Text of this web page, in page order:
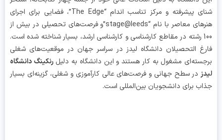
شنای پیشرفته و مرکز تناسب اندام “The Edge”، فضایی برای اجرای
هنرهای معاصر با نام “stage@leeds”و فرصت‌های تحصیلی در بیش از
100 رشته در مقاطع کارشناسی و کارشناسی ارشد، بسیار شناخته شده است.
التحصیلان دانشگاه لیدز در سراسر جهان در موقعیت‌های شغلی
مشغول به کار هستند و این دانشگاه به دلیل رنکینگ دانشگاه
در سطح جهانی و فرصت‌های عالی کارآموزی و شغلی، گزینه‌ای بسیار
برای دانشجویان بین‌المللی است.